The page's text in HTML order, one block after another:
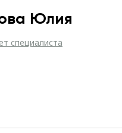
Юлия
специалиста